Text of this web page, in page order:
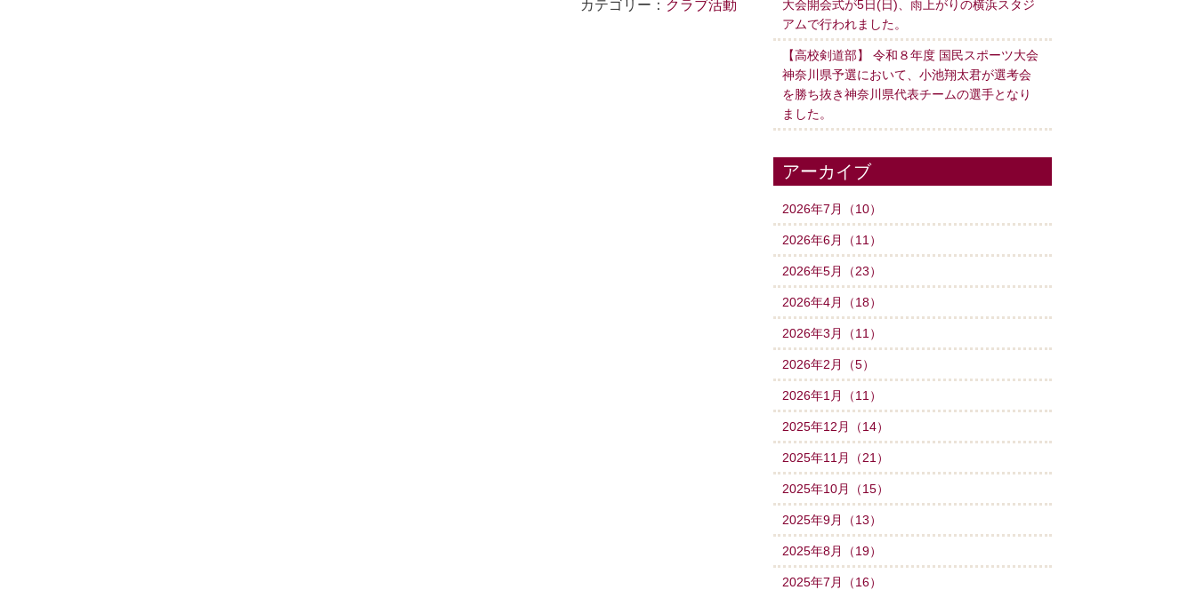
カテゴリー： クラブ活動
大会開会式が5日(日)、雨上がりの横浜スタジ
アムで行われました。
【高校剣道部】 令和８年度 国民スポーツ大会
神奈川県予選において、小池翔太君が選考会
を勝ち抜き神奈川県代表チームの選手となり
ました。
アーカイブ
2026年7月（10）
2026年6月（11）
2026年5月（23）
2026年4月（18）
2026年3月（11）
2026年2月（5）
2026年1月（11）
2025年12月（14）
2025年11月（21）
2025年10月（15）
2025年9月（13）
2025年8月（19）
2025年7月（16）